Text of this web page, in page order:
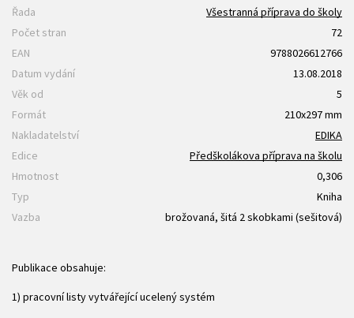
Řada
Všestranná příprava do školy
Počet stran
72
EAN
9788026612766
Datum vydání
13.08.2018
Věk od
5
Formát
210x297 mm
Nakladatelství
EDIKA
Edice
Předškolákova příprava na školu
Hmotnost
0,306
Typ
Kniha
Vazba
brožovaná, šitá 2 skobkami (sešitová)
Publikace obsahuje:
1) pracovní listy vytvářející ucelený systém